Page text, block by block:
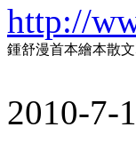
http://
鍾舒漫首本繪本散
2010-